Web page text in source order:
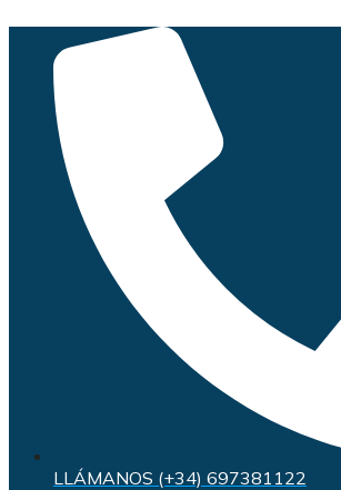
contenido
LLÁMANOS (+34) 697381122